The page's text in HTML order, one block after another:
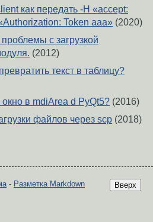
как передать -H «accept:
Token aaa» (2020)
с загрузкой
(2012)
текст в таблицу?
окно в mdiArea d PyQt5? (2016)
файлов через scp (2018)
Вверх
- Разметка Markdown